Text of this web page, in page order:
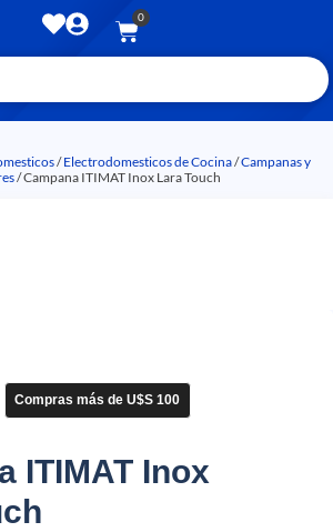
0
/Electrodomesticos de Cocina/Campanas y
/ Campana ITIMAT Inox Lara Touch
Compras más de U$S 100
ITIMAT Inox